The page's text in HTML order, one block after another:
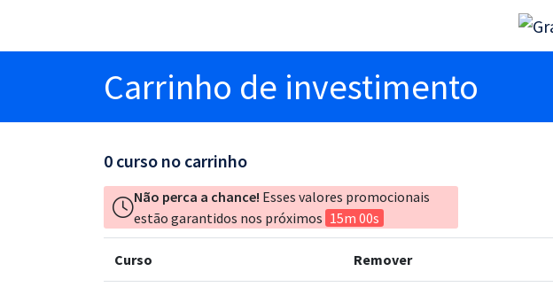
Carrinho de investimento
0 curso no carrinho
Não perca a chance! Esses valores promocionais
estão garantidos nos próximos 15m 00s
Curso Remover